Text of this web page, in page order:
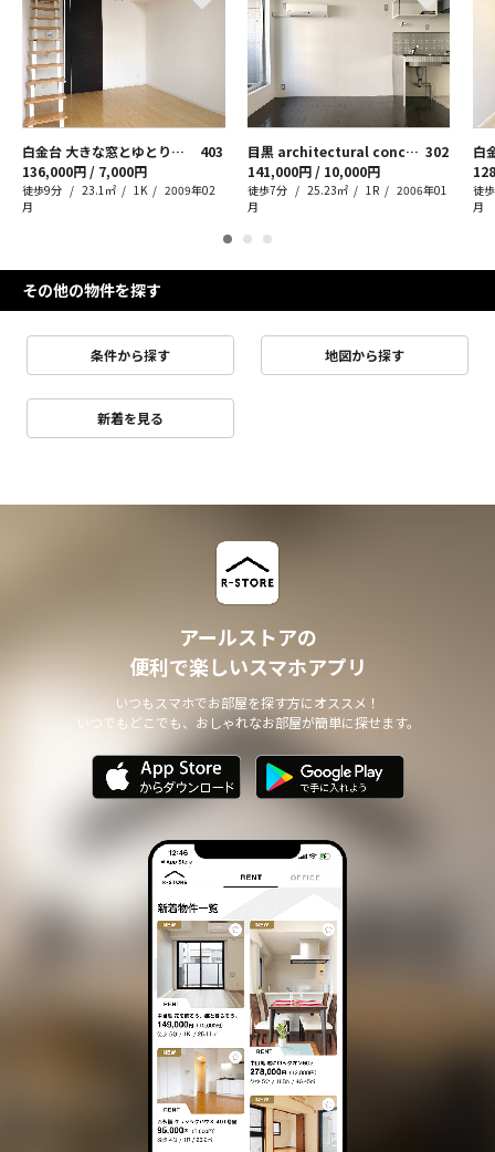
白金台 大きな窓とゆとりある暮らし
403
136,000円 / 7,000円
徒歩9分 23.1㎡ 1K
2009年02
月
目黒 architectural concrete 302
141,000円 / 10,000円
徒歩7分 25.23㎡ 1R
2006年01
月
徒
月
その他の物件を探す
条件から探す 地図から探す
新着を見る
アールストアの
便利で楽しいスマホアプリ
いつもスマホでお部屋を探す方にオススメ！
いつでもどこでも、おしゃれなお部屋が簡単に探せます。